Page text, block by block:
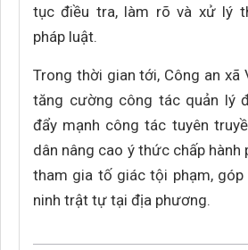
tục điều tra, làm rõ và xử lý
pháp luật.
Trong thời gian tới, Công an xã
tăng cường công tác quản lý
đẩy mạnh công tác tuyên
dân nâng cao ý thức chấp hành
tham gia tố giác tội phạm, góp
ninh trật tự tại địa phương.